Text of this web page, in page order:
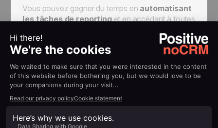
Vous pouvez gagner du temps en automatisant
lestâches de reportinget en accédant à toutes
dispose d'un système de notification qui vous
informe en temps réel des mises à jour
importantes.
ReportOne
rapports et de tableaux de bord en quelques